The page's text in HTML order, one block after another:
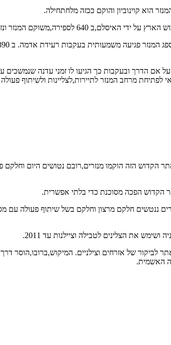
הוא קוינוביון והוקם ככזה מלחתחילה.
מרחב המנזר לתיירות,לצליינות ולשיתוף פעולה
הזה הוקמו מנזרים,רובם נטושים היום וחלקם
ננטשים חלקם מרצון וחלקם בשל שיתוף פעולה
לביקור של אזרחים וצילניים. המיקוש,ברובו,הוסר
האשמית.